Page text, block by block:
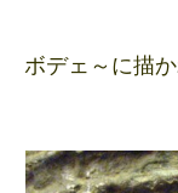
ボデェ～に描